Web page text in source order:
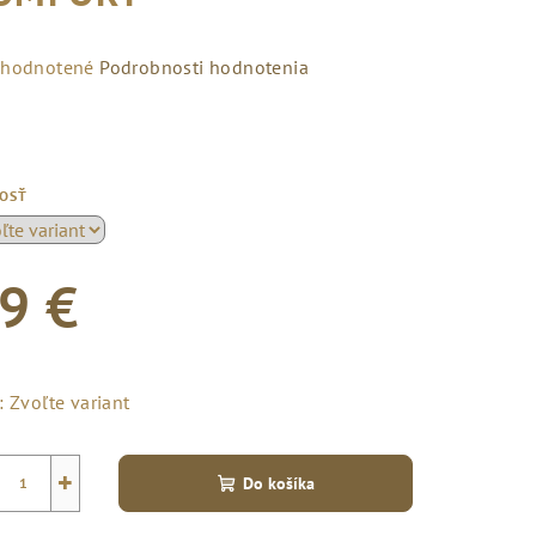
Podrobnosti hodnotenia
€
Zvoľte variant
+ Do košíka